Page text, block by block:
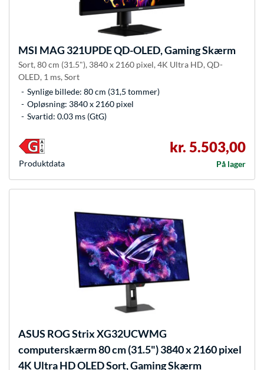
MSI MAG 321UPDE QD-OLED, Gaming Skærm
Sort, 80 cm (31.5"), 3840 x 2160 pixel, 4K Ultra HD, QD-
OLED, 1 ms, Sort
Synlige billede: 80 cm (31,5 tommer)
Opløsning: 3840 x 2160 pixel
Svartid: 0.03 ms (GtG)
kr. 5.503,00
På lager
Produkt­data
ASUS ROG Strix XG32UCWMG
computerskærm 80 cm (31.5") 3840 x 2160 pixel
4K Ultra HD OLED Sort, Gaming Skærm